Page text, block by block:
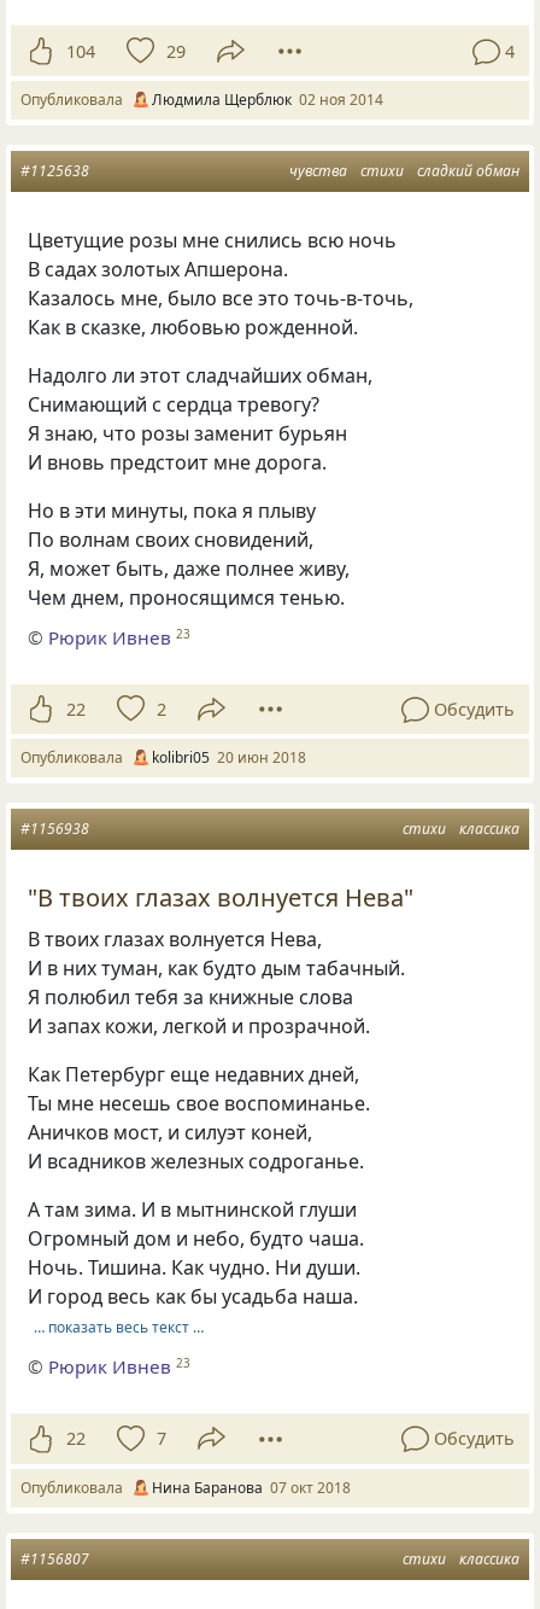
104 29 4
Опубликовала Людмила Щерблюк 02 ноя 2014
чувства стихи сладкий обман
#1125638
Цветущие розы мне снились всю ночь
В садах золотых Апшерона.
Казалось мне, было все это точь-в-точь,
Как в сказке, любовью рожденной.
Надолго ли этот сладчайших обман,
Снимающий с сердца тревогу?
Я знаю, что розы заменит бурьян
И вновь предстоит мне дорога.
Но в эти минуты, пока я плыву
По волнам своих сновидений,
Я, может быть, даже полнее живу,
Чем днем, проносящимся тенью.
© Рюрик Ивнев 23
22 2 Обсудить
Опубликовала kolibri05 20 июн 2018
стихи классика
#1156938
"В твоих глазах волнуется Нева"
В твоих глазах волнуется Нева,
И в них туман, как будто дым табачный.
Я полюбил тебя за книжные слова
И запах кожи, легкой и прозрачной.
Как Петербург еще недавних дней,
Ты мне несешь свое воспоминанье.
Аничков мост, и силуэт коней,
И всадников железных содроганье.
А там зима. И в мытнинской глуши
Огромный дом и небо, будто чаша.
Ночь. Тишина. Как чудно. Ни души.
И город весь как бы усадьба наша.
… показать весь текст …
© Рюрик Ивнев 23
22 7 Обсудить
Опубликовала Нина Баранова 07 окт 2018
стихи классика
#1156807